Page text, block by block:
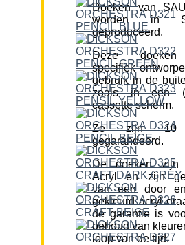
Doeken van
worden in
geproduceerd.
Deze
specifiek
gebruik in de
zoals in een
cassette scherm.
Ze zijn 10
gegarandeerd.
De doeken zijn
Acryl en zijn
van een door
gekleurd acryl
de garantie is
behoud van
loop van de tijd.